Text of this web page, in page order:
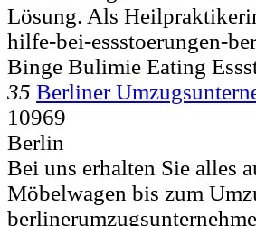
Lösung. Als
hilfe-bei-essstoerungen-
Binge Bulimie Eating
35 Berliner
10969
Berlin
Bei uns erhalten Sie alles
Möbelwagen bis zum